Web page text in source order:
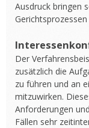
Ausdruck bringen
Der
zusätzlich die
zu führen und an
mitzuwirken.
Anforderungen
Fällen sehr